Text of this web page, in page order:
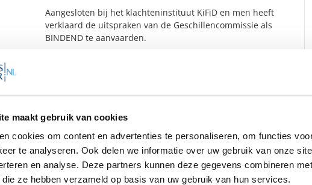
maakt gebruik van cookies
cookies om content en advertenties te personaliseren, om functies
te analyseren. Ook delen we informatie over uw gebruik van onze
en analyse. Deze partners kunnen deze gegevens combineren
ze hebben verzameld op basis van uw gebruik van hun services.
Aangesloten bij het klachteninstituut KiFiD en men heeft
verklaard de uitspraken van de Geschillencommissie als
BINDEND te aanvaarden.
,
onder andere over Titanium.
u hier mogelijk in geïnteresseerd?